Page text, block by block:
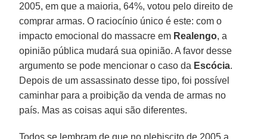
2005, em que a maioria, 64%, votou pelo direito de
comprar armas. O raciocínio único é este: com o
impacto emocional do massacre em Realengo, a
opinião pública mudará sua opinião. A favor desse
argumento se pode mencionar o caso da Escócia.
Depois de um assassinato desse tipo, foi possível
caminhar para a proibição da venda de armas no
país. Mas as coisas aqui são diferentes.
Todos se lembram de que no plebiscito de 2005 a